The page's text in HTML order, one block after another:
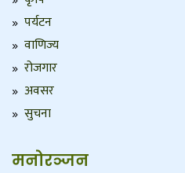
पर्यटन
वाणिज्य
रोजगार
अवसर
सुचना
मनोरञ्जन